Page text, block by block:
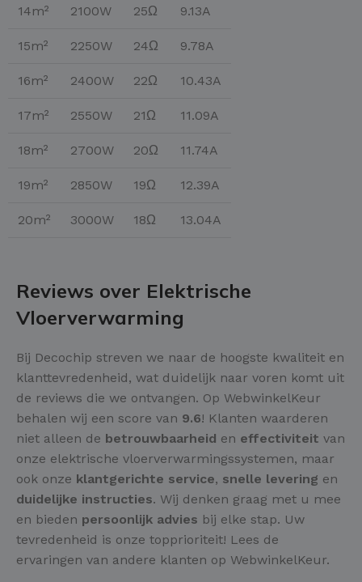
14m² 2100W 25Ω 9.13A
15m² 2250W 24Ω 9.78A
16m² 2400W 22Ω 10.43A
17m² 2550W 21Ω 11.09A
18m² 2700W 20Ω 11.74A
19m² 2850W 19Ω 12.39A
20m² 3000W 18Ω 13.04A
Reviews over Elektrische
Vloerverwarming
Bij Decochip streven we naar de hoogste kwaliteit en
klanttevredenheid, wat duidelijk naar voren komt uit
de reviews die we ontvangen. Op WebwinkelKeur
behalen wij een score van 9.6! Klanten waarderen
niet alleen de betrouwbaarheid en effectiviteit van
onze elektrische vloerverwarmingssystemen, maar
ook onze klantgerichte service, snelle levering en
duidelijke instructies. Wij denken graag met u mee
en bieden persoonlijk advies bij elke stap. Uw
tevredenheid is onze topprioriteit! Lees de
ervaringen van andere klanten op WebwinkelKeur.